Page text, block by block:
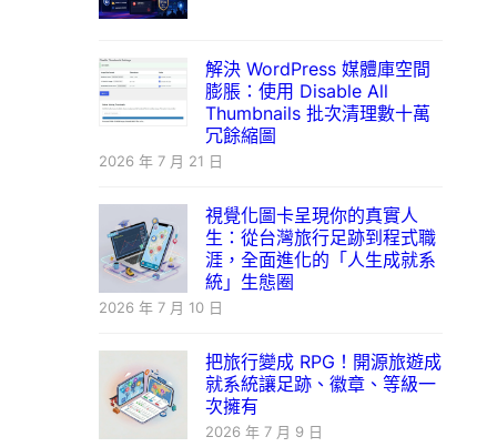
解決 WordPress 媒體庫空間
膨脹：使用 Disable All
Thumbnails 批次清理數十萬
冗餘縮圖
2026 年 7 月 21 日
視覺化圖卡呈現你的真實人
生：從台灣旅行足跡到程式職
涯，全面進化的「人生成就系
統」生態圈
2026 年 7 月 10 日
把旅行變成 RPG！開源旅遊成
就系統讓足跡、徽章、等級一
次擁有
2026 年 7 月 9 日